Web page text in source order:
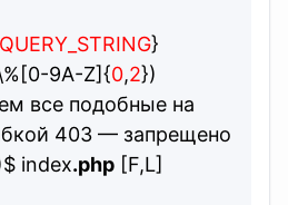
QUERY_STRING}
9A-Z]{0,2})
все подобные на
403 — запрещено
index.php [F,L]